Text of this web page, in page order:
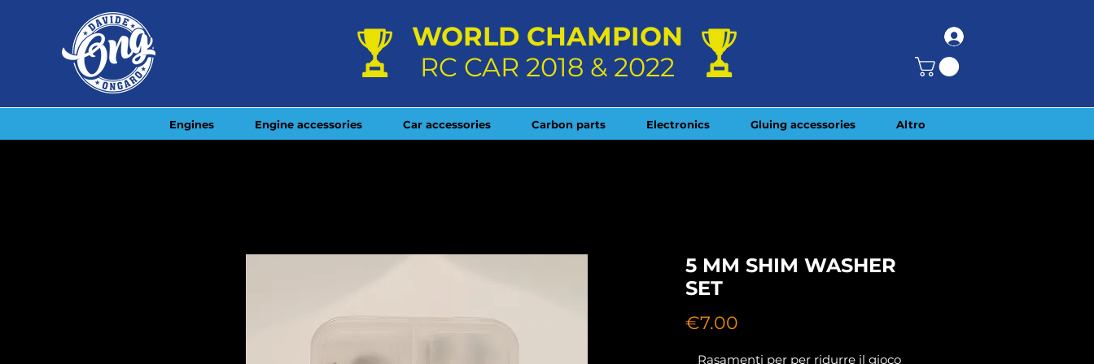
WORLD CHAMPION
RC CAR 2018 & 2022
Engines Engine accessories Car accessories Carbon parts Electronics Gluing accessories Altro
5 MM SHIM WASHER
SET
€7.00
Rasamenti per per ridurre il gioco